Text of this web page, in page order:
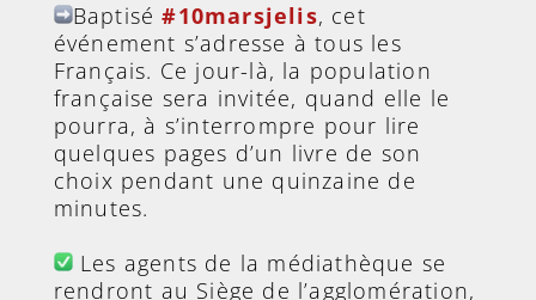
Baptisé#10marsjelis, cet
événement s’adresse à tous les
Français. Ce jour-là, la population
française sera invitée, quand elle le
pourra, à s’interrompre pour lire
quelques pages d’un livre de son
choix pendant une quinzaine de
minutes.
Les agents de la médiathèque se
rendront au Siège de l’agglomération,